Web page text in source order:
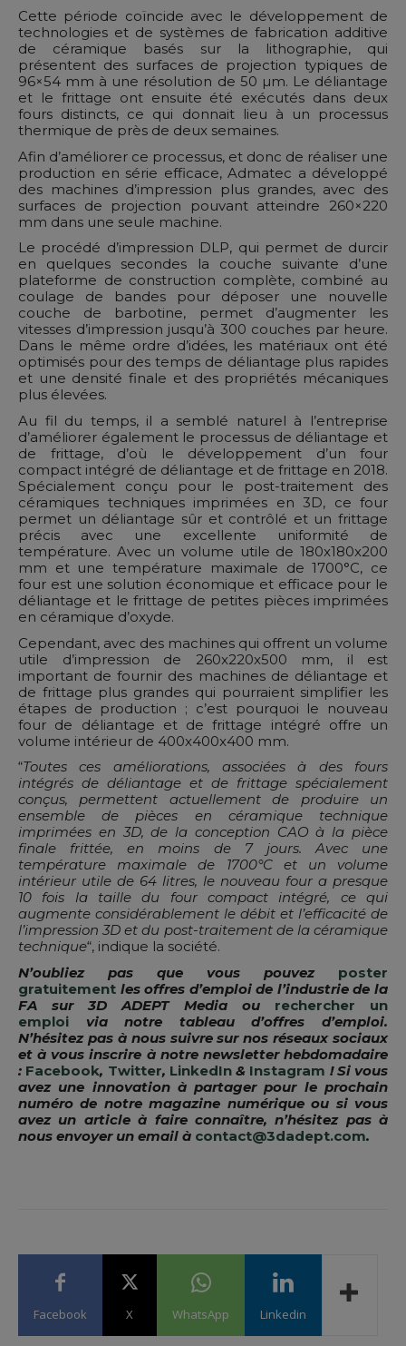
Cette période coïncide avec le développement de
technologies et de systèmes de fabrication additive
de céramique basés sur la lithographie, qui
présentent des surfaces de projection typiques de
96×54 mm à une résolution de 50 µm. Le déliantage
et le frittage ont ensuite été exécutés dans deux
fours distincts, ce qui donnait lieu à un processus
thermique de près de deux semaines.
Afin d’améliorer ce processus, et donc de réaliser une
production en série efficace, Admatec a développé
des machines d’impression plus grandes, avec des
surfaces de projection pouvant atteindre 260×220
mm dans une seule machine.
Le procédé d’impression DLP, qui permet de durcir
en quelques secondes la couche suivante d’une
plateforme de construction complète, combiné au
coulage de bandes pour déposer une nouvelle
couche de barbotine, permet d’augmenter les
vitesses d’impression jusqu’à 300 couches par heure.
Dans le même ordre d’idées, les matériaux ont été
optimisés pour des temps de déliantage plus rapides
et une densité finale et des propriétés mécaniques
plus élevées.
Au fil du temps, il a semblé naturel à l’entreprise
d’améliorer également le processus de déliantage et
de frittage, d’où le développement d’un four
compact intégré de déliantage et de frittage en 2018.
Spécialement conçu pour le post-traitement des
céramiques techniques imprimées en 3D, ce four
permet un déliantage sûr et contrôlé et un frittage
précis avec une excellente uniformité de
température. Avec un volume utile de 180x180x200
mm et une température maximale de 1700°C, ce
four est une solution économique et efficace pour le
déliantage et le frittage de petites pièces imprimées
en céramique d’oxyde.
Cependant, avec des machines qui offrent un volume
utile d’impression de 260x220x500 mm, il est
important de fournir des machines de déliantage et
de frittage plus grandes qui pourraient simplifier les
étapes de production ; c’est pourquoi le nouveau
four de déliantage et de frittage intégré offre un
volume intérieur de 400x400x400 mm.
“Toutes ces améliorations, associées à des fours
intégrés de déliantage et de frittage spécialement
conçus, permettent actuellement de produire un
ensemble de pièces en céramique technique
imprimées en 3D, de la conception CAO à la pièce
finale frittée, en moins de 7 jours. Avec une
température maximale de 1700°C et un volume
intérieur utile de 64 litres, le nouveau four a presque
10 fois la taille du four compact intégré, ce qui
augmente considérablement le débit et l’efficacité de
l’impression 3D et du post-traitement de la céramique
technique“, indique la société.
N’oubliez pas que vous pouvez poster
gratuitement les offres d’emploi de l’industrie de la
FA sur 3D ADEPT Media ou rechercher un
emploi via notre tableau d’offres d’emploi.
N’hésitez pas à nous suivre sur nos réseaux sociaux
et à vous inscrire à notre newsletter hebdomadaire
: Facebook, Twitter, LinkedIn& Instagram ! Si vous
avez une innovation à partager pour le prochain
numéro de notre magazine numérique ou si vous
avez un article à faire connaître, n’hésitez pas à
nous envoyer un email à contact@3dadept.com.
Facebook X WhatsApp Linkedin